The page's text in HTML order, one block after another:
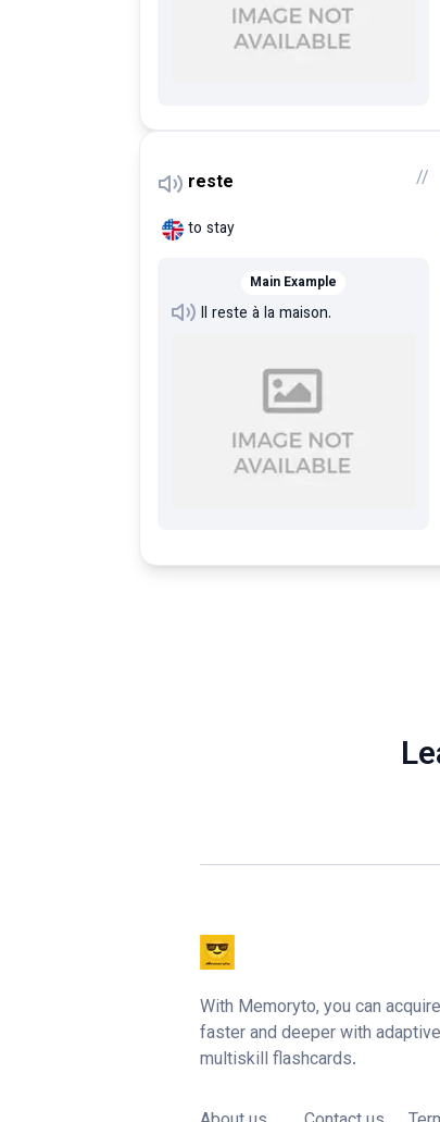
reste //
to stay
Main Example
Il reste à la maison.
With Memoryto, you can
faster and deeper with
multiskill flashcards.